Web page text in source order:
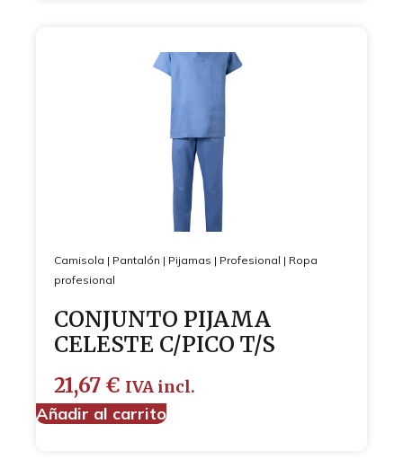
Camisola | Pantalón | Pijamas | Profesional | Ropa
profesional
CONJUNTO PIJAMA
CELESTE C/PICO T/S
21,67 € IVA incl.
Añadir al carrito